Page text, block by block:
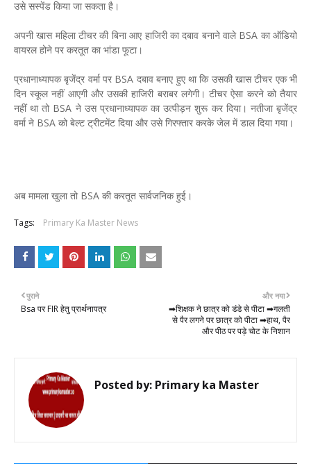
उसे सस्पेंड किया जा सकता है।
अपनी खास महिला टीचर की बिना आए हाजिरी का दबाव बनाने वाले BSA का ऑडियो
वायरल होने पर करतूत का भांडा फूटा।
प्रधानाध्यापक बृजेंद्र वर्मा पर BSA दबाव बनाए हुए था कि उसकी खास टीचर एक भी
दिन स्कूल नहीं आएगी और उसकी हाजिरी बराबर लगेगी। टीचर ऐसा करने को तैयार
नहीं था तो BSA ने उस प्रधानाध्यापक का उत्पीड़न शुरू कर दिया। नतीजा बृजेंद्र
वर्मा ने BSA को बेल्ट ट्रीटमेंट दिया और उसे गिरफ्तार करके जेल में डाल दिया गया।
अब मामला खुला तो BSA की करतूत सार्वजनिक हुई।
Tags: Primary Ka Master News
और नया
➡शिक्षक ने छात्र को डंडे से पीटा ➡गलती
से पैर लगने पर छात्र को पीटा ➡हाथ, पैर
और पीठ पर पड़े चोट के निशान
पुराने
Bsa पर FIR हेतु प्रार्थनापत्र
Posted by: Primary ka Master